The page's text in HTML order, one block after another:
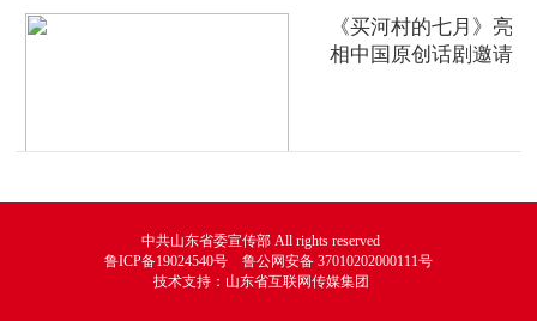
《买河村的七月》亮
相中国原创话剧邀请
中共山东省委宣传部 All rights reserved
鲁ICP备19024540号 鲁公网安备 37010202000111号
技术支持：山东省互联网传媒集团